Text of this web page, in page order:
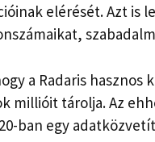
elérését. Azt is
a Radaris
millióit tárolja. Az
ban egy